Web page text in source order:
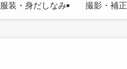
服装・身だしなみ 撮影・補正